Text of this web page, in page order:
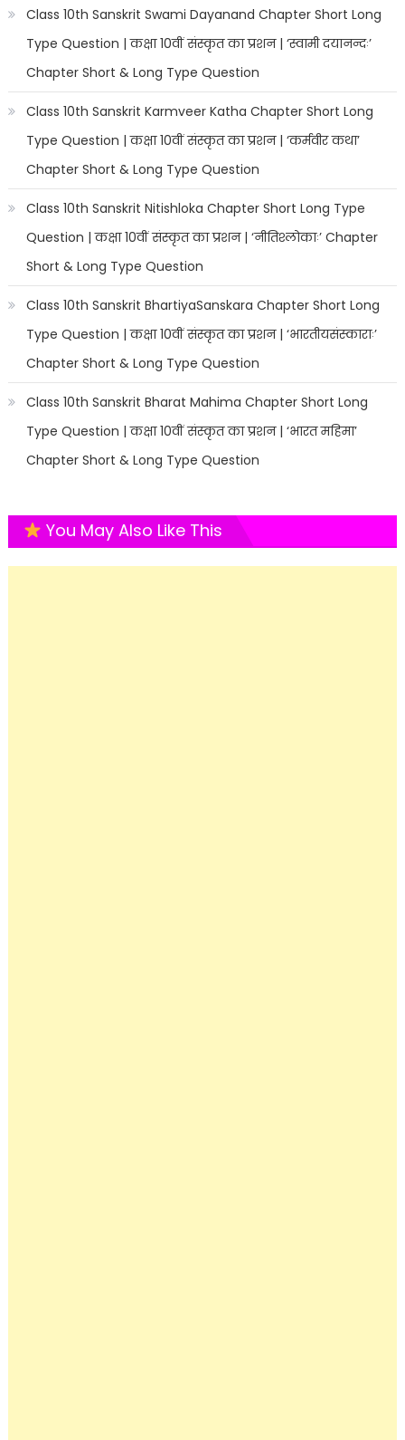
Class 10th Sanskrit Swami Dayanand Chapter Short Long
Type Question | कक्षा 10वीं संस्कृत का प्रशन | ‘स्वामी दयानन्दः’
Chapter Short & Long Type Question
Class 10th Sanskrit Karmveer Katha Chapter Short Long
Type Question | कक्षा 10वीं संस्कृत का प्रशन | ‘कर्मवीर कथा’
Chapter Short & Long Type Question
Class 10th Sanskrit Nitishloka Chapter Short Long Type
Question | कक्षा 10वीं संस्कृत का प्रशन | ‘नीतिश्लोकाः’ Chapter
Short & Long Type Question
Class 10th Sanskrit BhartiyaSanskara Chapter Short Long
Type Question | कक्षा 10वीं संस्कृत का प्रशन | ‘भारतीयसंस्काराः’
Chapter Short & Long Type Question
Class 10th Sanskrit Bharat Mahima Chapter Short Long
Type Question | कक्षा 10वीं संस्कृत का प्रशन | ‘भारत महिमा’
Chapter Short & Long Type Question
You May Also Like This